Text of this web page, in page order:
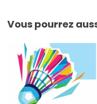
Vous pourrez